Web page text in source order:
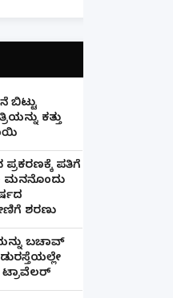
ಬಿಟ್ಟು
ಕತ್ತು
ಪತಿಗೆ
ಮನನೊಂದು
ಶರಣು
ಬಚಾವ್